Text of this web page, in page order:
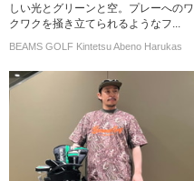
しい光とグリーンと空。プレーへのワ
クワクを掻き立てられるようなフ...
BEAMS GOLF Kintetsu Abeno Harukas